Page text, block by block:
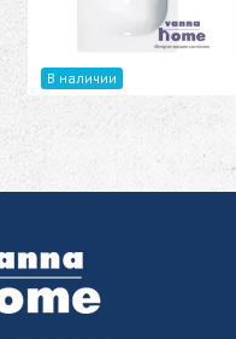
В наличии